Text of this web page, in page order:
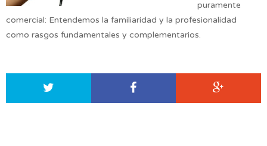
puramente
comercial: Entendemos la familiaridad y la profesionalidad
como rasgos fundamentales y complementarios.